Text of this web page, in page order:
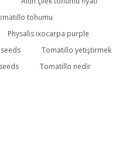
tohumu
Physalis ixocarpa purple
Tomatillo yetiştirmek
Tomatillo nedir